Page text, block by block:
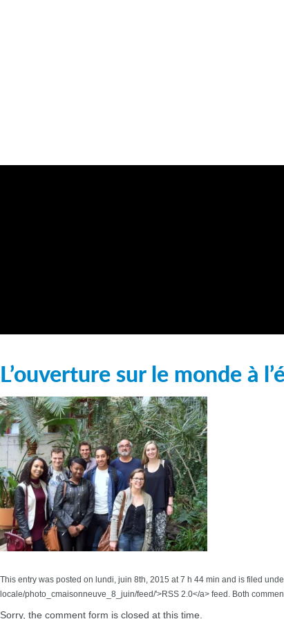
L’ouverture sur le monde à
This entry was posted on lundi, juin 8th, 2015 at 7 h 44 min and is filed
locale/photo_cmaisonneuve_8_juin/feed/'>RSS 2.0</a> feed. Both
Sorry, the comment form is closed at this time.